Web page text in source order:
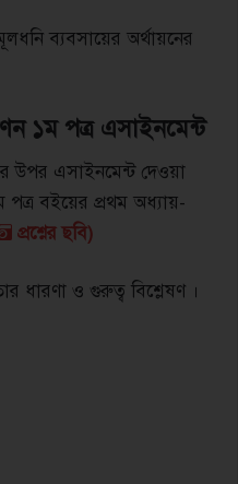
ব্যবসায়ের অর্থায়নের
১ম পত্র এসাইনমেন্ট
উপর এসাইনমেন্ট দেওয়া
পত্র বইয়ের প্রথম অধ্যায়-
প্রশ্নের ছবি)
ধারণা ও গুরুত্ব বিশ্লেষণ ।